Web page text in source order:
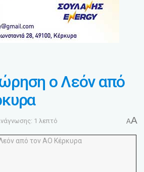
ο Λεόν από
1 λεπτό AA